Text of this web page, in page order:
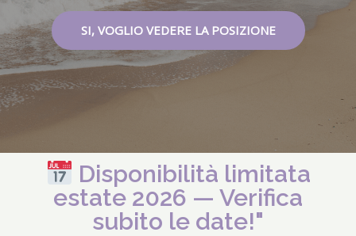
SI, VOGLIO VEDERE LA POSIZIONE
Disponibilità limitata
estate 2026 — Verifica
subito le date!"